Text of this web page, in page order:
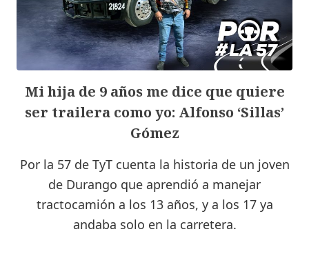
Mi hija de 9 años me dice que quiere
ser trailera como yo: Alfonso ‘Sillas’
Gómez
Por la 57 de TyT cuenta la historia de un joven
de Durango que aprendió a manejar
tractocamión a los 13 años, y a los 17 ya
andaba solo en la carretera.